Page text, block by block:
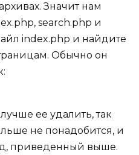
Значит нам
search.php и
index.php и найдите
Обычно он
ее удалить, так
не понадобится, и
приведенный выше.